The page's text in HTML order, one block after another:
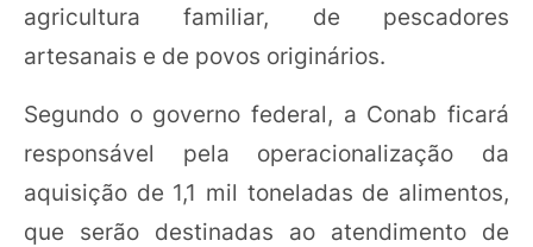
agricultura familiar, de pescadores
artesanais e de povos originários.
Segundo o governo federal, a Conab ficará
responsável pela operacionalização da
aquisição de 1,1 mil toneladas de alimentos,
que serão destinadas ao atendimento de